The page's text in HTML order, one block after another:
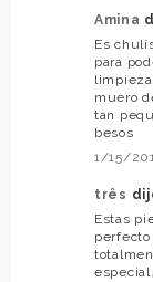
Amina
Es
para
muero
tan
besos
1/15/
três
Estas
perfecto